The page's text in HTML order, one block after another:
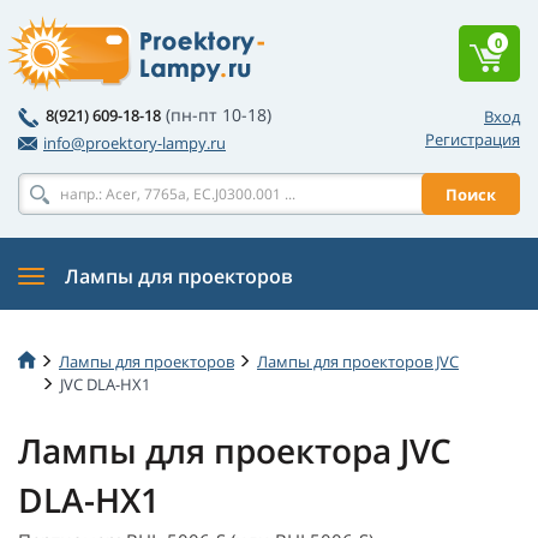
Вход
Регистрация
8(921) 609-18-18 (пн-пт 10-18)
info@proektory-lampy.ru
Поиск
0
Лампы для проекторов
Лампы для проекторов
Лампы для проекторов JVC
JVC DLA-HX1
Лампы для проектора JVC
DLA-HX1